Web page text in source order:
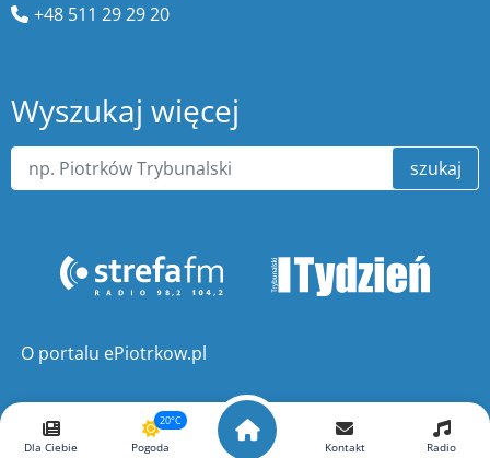
+48 511 29 29 20
Wyszukaj więcej
szukaj
O portalu ePiotrkow.pl
Dla Ciebie
20°C
Pogoda Kontakt Radio